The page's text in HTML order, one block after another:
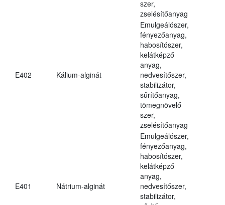
szer,
zselésítőanyag
E402 Kálium-alginát
Emulgeálószer,
fényezőanyag,
habosítószer,
kelátképző
anyag,
nedvesítőszer,
stabilizátor,
sűrítőanyag,
tömegnövelő
szer,
zselésítőanyag
E401 Nátrium-alginát
Emulgeálószer,
fényezőanyag,
habosítószer,
kelátképző
anyag,
nedvesítőszer,
stabilizátor,